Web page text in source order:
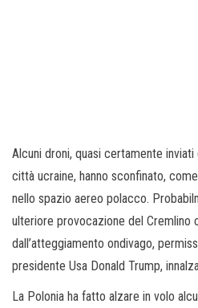
Alcuni droni, quasi certamente
città ucraine, hanno sconfinato,
nello spazio aereo polacco.
ulteriore provocazione del Cremlino
dall’atteggiamento ondivago,
presidente Usa Donald Trump,
La Polonia ha fatto alzare in volo